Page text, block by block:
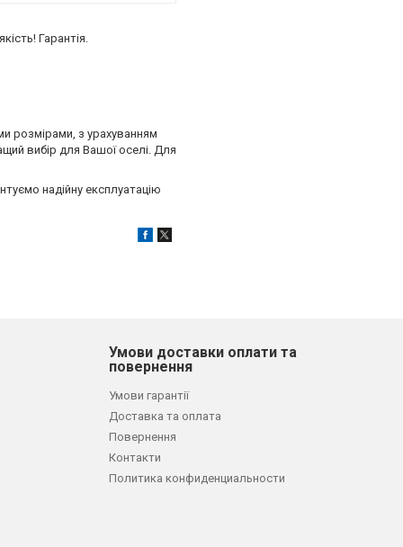
Гарантія.
розмірами, з урахуванням
вибір для Вашої оселі. Для
надійну експлуатацію
Умови доставки оплати та
повернення
Умови гарантії
Доставка та оплата
Повернення
Контакти
Политика конфиденциальности